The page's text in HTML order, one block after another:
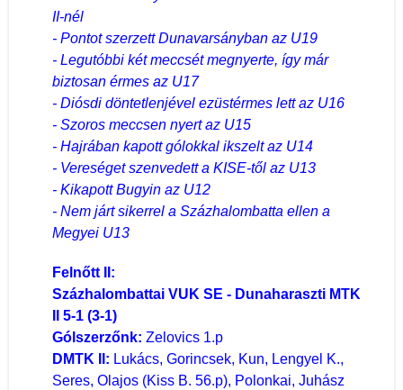
II-nél
- Pontot szerzett Dunavarsányban az U19
- Legutóbbi két meccsét megnyerte, így már
biztosan érmes az U17
- Diósdi döntetlenjével ezüstérmes lett az U16
- Szoros meccsen nyert az U15
- Hajrában kapott gólokkal ikszelt az U14
- Vereséget szenvedett a KISE-től az U13
- Kikapott Bugyin az U12
- Nem járt sikerrel a Százhalombatta ellen a
Megyei U13
Felnőtt II:
Százhalombattai VUK SE - Dunaharaszti MTK
II 5-1 (3-1)
Gólszerzőnk: Zelovics 1.p
DMTK II: Lukács, Gorincsek, Kun, Lengyel K.,
Seres, Olajos (Kiss B. 56.p), Polonkai, Juhász